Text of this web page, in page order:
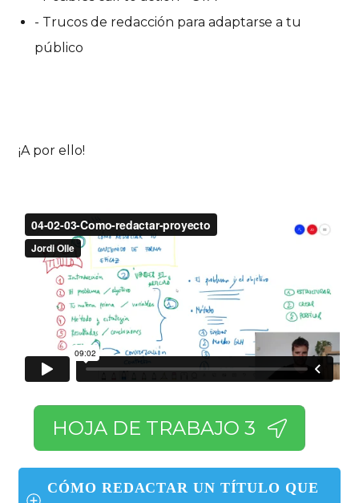
- Trucos de redacción para adaptarse a tu
público
¡A por ello!
HOJA DE TRABAJO 3
CÓMO REDACTAR UN TÍTULO QUE